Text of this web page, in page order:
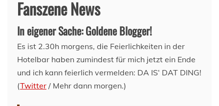
Fanszene News
In eigener Sache: Goldene Blogger!
Es ist 2.30h morgens, die Feierlichkeiten in der
Hotelbar haben zumindest für mich jetzt ein Ende
und ich kann feierlich vermelden: DA IS‘ DAT DING!
(Twitter / Mehr dann morgen.)